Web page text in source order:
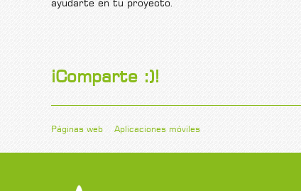
ayudarte en tu proyecto.
¡Comparte :)!
Páginas web Aplicaciones móviles